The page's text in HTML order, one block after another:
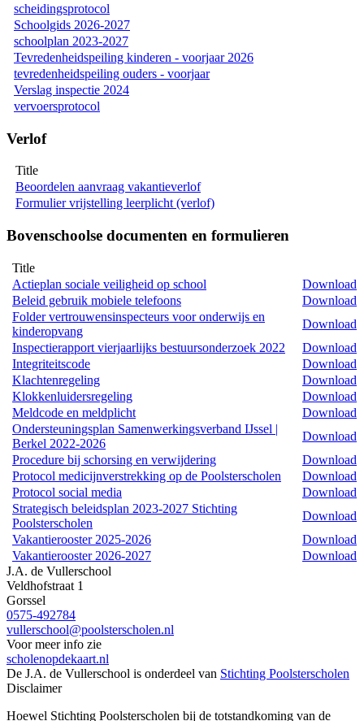
scheidingsprotocol
Schoolgids 2026-2027
schoolplan 2023-2027
Tevredenheidspeiling kinderen - voorjaar 2026
tevredenheidspeiling ouders - voorjaar
Verslag inspectie 2024
vervoersprotocol
Verlof
Title
Beoordelen aanvraag vakantieverlof
Formulier vrijstelling leerplicht (verlof)
Bovenschoolse documenten en formulieren
Title
Actieplan sociale veiligheid op school
Download
Beleid gebruik mobiele telefoons
Download
Folder vertrouwensinspecteurs voor onderwijs en
kinderopvang
Download
Inspectierapport vierjaarlijks bestuursonderzoek 2022
Download
Integriteitscode
Download
Klachtenregeling
Download
Klokkenluidersregeling
Download
Meldcode en meldplicht
Download
Ondersteuningsplan Samenwerkingsverband IJssel |
Berkel 2022-2026
Download
Procedure bij schorsing en verwijdering
Download
Protocol medicijnverstrekking op de Poolsterscholen
Download
Protocol social media
Download
Strategisch beleidsplan 2023-2027 Stichting
Poolsterscholen
Download
Vakantierooster 2025-2026
Download
Vakantierooster 2026-2027
Download
J.A. de Vullerschool
Veldhofstraat 1
Gorssel
0575-492784
vullerschool@poolsterscholen.nl
Voor meer info zie
scholenopdekaart.nl
De J.A. de Vullerschool is onderdeel van Stichting Poolsterscholen
Disclaimer
Hoewel Stichting Poolsterscholen bij de totstandkoming van de